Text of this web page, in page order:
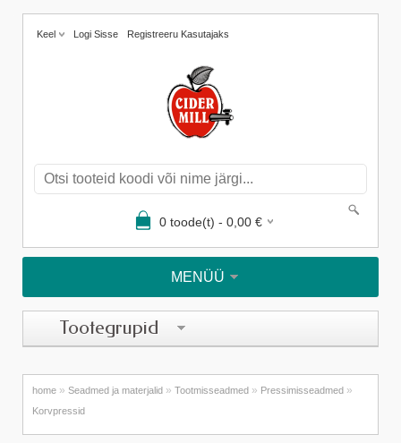
Keel Logi Sisse Registreeru Kasutajaks
0toode(t) - 0,00€
MENÜÜ
Tootegrupid
home » Seadmed ja materjalid » Tootmisseadmed » Pressimisseadmed »
Korvpressid